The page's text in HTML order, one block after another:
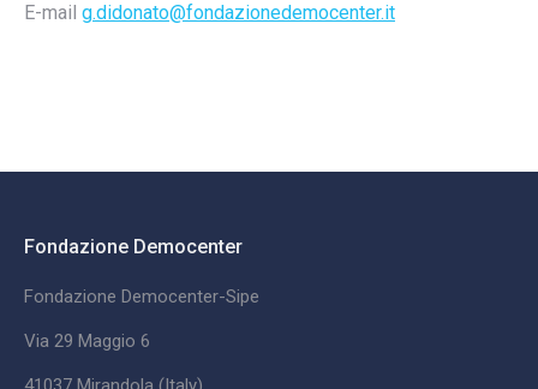
E-mail g.didonato@fondazionedemocenter.it
Fondazione Democenter
Fondazione Democenter-Sipe
Via 29 Maggio 6